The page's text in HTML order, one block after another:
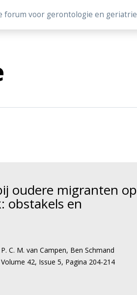
forum voor gerontologie en geriatrie
oudere migranten op
obstakels en
P. C. M. van Campen, Ben Schmand
Volume 42, Issue 5, Pagina 204-214